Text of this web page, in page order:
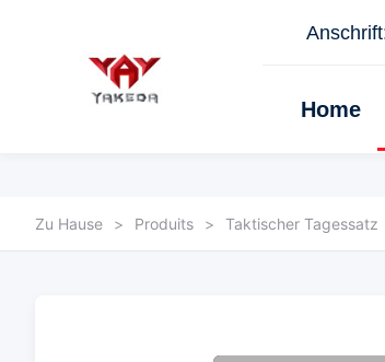
Home
Zu Hause > Produits > Taktischer Tagessatz